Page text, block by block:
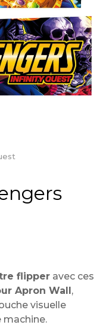
flipper avec ces
Apron Wall,
visuelle
machine.